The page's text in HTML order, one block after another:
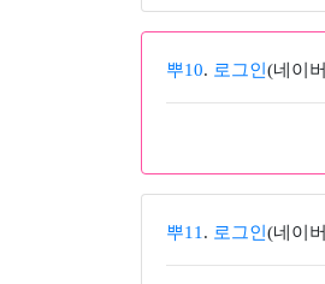
뿌10. 로그인 (네이
뿌11 . 로그인 (네이